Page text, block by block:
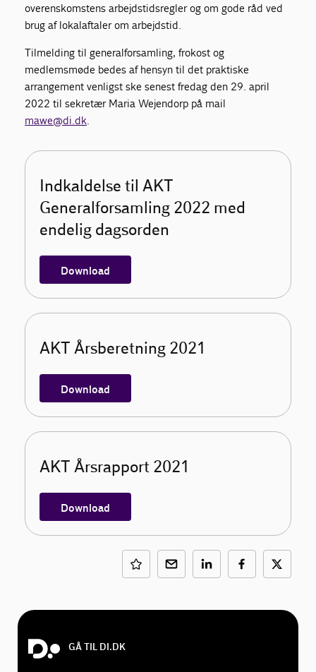
overenskomstens arbejdstidsregler og om gode råd ved
brug af lokalaftaler om arbejdstid.
Tilmelding til generalforsamling, frokost og
medlemsmøde bedes af hensyn til det praktiske
arrangement venligst ske senest fredag den 29. april
2022 til sekretær Maria Wejendorp på mail
mawe@di.dk
Indkaldelse til AKT
Generalforsamling 2022 med
endelig dagsorden
Download
AKT Årsberetning 2021
Download
AKT Årsrapport 2021
Download
GÅ TIL DI.DK